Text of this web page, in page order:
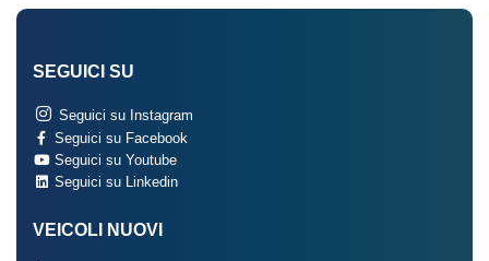
SEGUICI SU
Seguici su Instagram
Seguici su Facebook
Seguici su Youtube
Seguici su Linkedin
VEICOLI NUOVI